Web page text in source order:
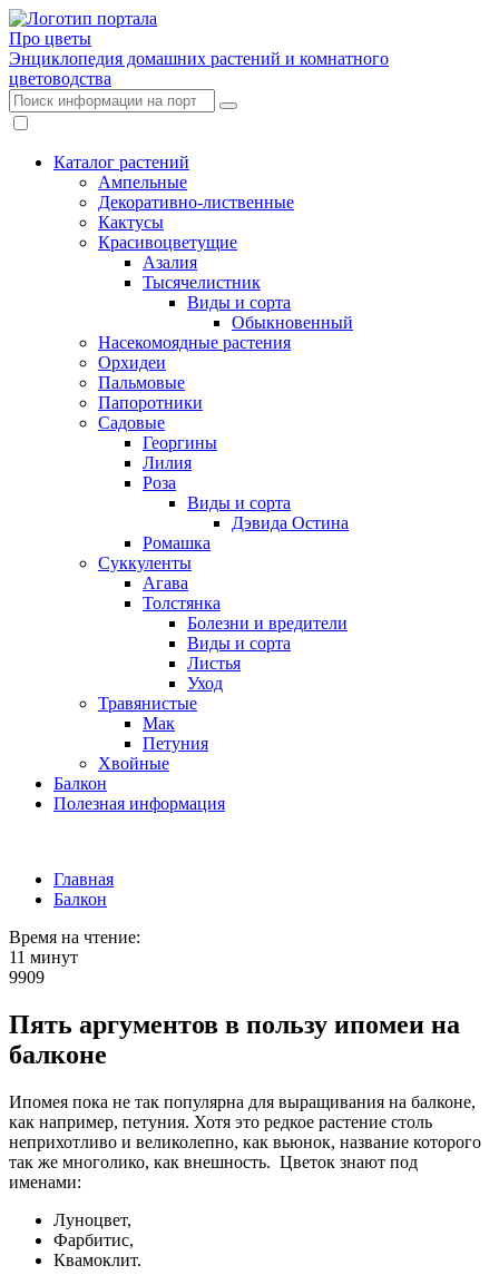
Про цветы
Энциклопедия домашних растений и комнатного
цветоводства
Каталог растений
Ампельные
Декоративно-лиственные
Кактусы
Красивоцветущие
Азалия
Тысячелистник
Виды и сорта
Обыкновенный
Насекомоядные растения
Орхидеи
Пальмовые
Папоротники
Садовые
Георгины
Лилия
Роза
Виды и сорта
Дэвида Остина
Ромашка
Суккуленты
Агава
Толстянка
Болезни и вредители
Виды и сорта
Листья
Уход
Травянистые
Мак
Петуния
Хвойные
Балкон
Полезная информация
Главная
Балкон
Время на чтение:
11 минут
9909
Пять аргументов в пользу ипомеи на
балконе
Ипомея пока не так популярна для выращивания на балконе,
как например, петуния. Хотя это редкое растение столь
неприхотливо и великолепно, как вьюнок, название которого
так же многолико, как внешность. Цветок знают под
именами:
Луноцвет,
Фарбитис,
Квамоклит.